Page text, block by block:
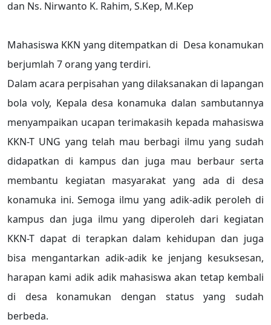
dan Ns. Nirwanto K. Rahim, S.Kep, M.Kep
Mahasiswa KKN yang ditempatkan di Desa konamukan
berjumlah 7 orang yang terdiri.
Dalam acara perpisahan yang dilaksanakan di lapangan
bola voly, Kepala desa konamuka dalan sambutannya
menyampaikan ucapan terimakasih kepada mahasiswa
KKN-T UNG yang telah mau berbagi ilmu yang sudah
didapatkan di kampus dan juga mau berbaur serta
membantu kegiatan masyarakat yang ada di desa
konamuka ini. Semoga ilmu yang adik-adik peroleh di
kampus dan juga ilmu yang diperoleh dari kegiatan
KKN-T dapat di terapkan dalam kehidupan dan juga
bisa mengantarkan adik-adik ke jenjang kesuksesan,
harapan kami adik adik mahasiswa akan tetap kembali
di desa konamukan dengan status yang sudah
berbeda.